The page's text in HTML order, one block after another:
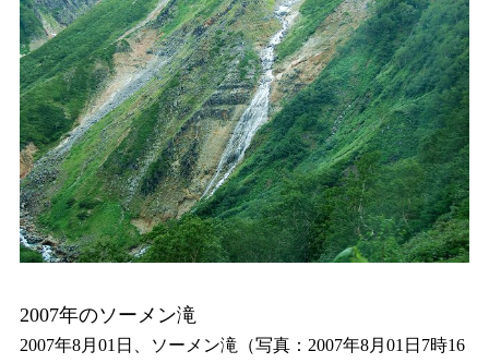
2007年のソーメン滝
2007年8月01日、ソーメン滝（写真：2007年8月01日7時16